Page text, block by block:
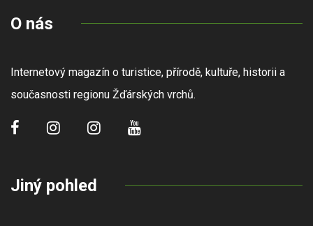
O nás
Internetový magazín o turistice, přírodě, kultuře, historii a
současnosti regionu Žďárských vrchů.
Jiný pohled